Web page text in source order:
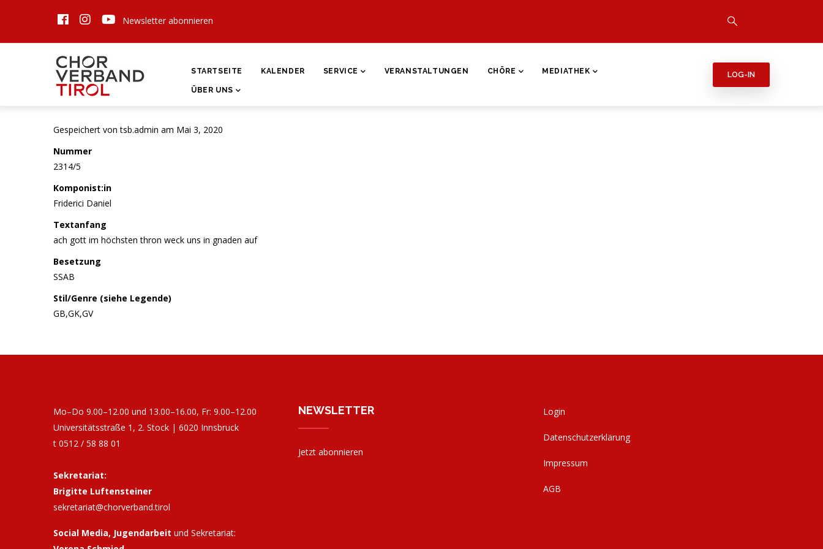
Newsletter abonnieren
HAUPTNAVIGATION
STARTSEITE KALENDER SERVICE VERANSTALTUNGEN CHÖRE MEDIATHEK
ÜBER UNS
LOG-IN
Gespeichert vontsb.admin am Mai 3, 2020
Nummer
2314/5
Komponist:in
Friderici Daniel
Textanfang
ach gott im höchsten thron weck uns in gnaden auf
Besetzung
SSAB
Stil/Genre (siehe Legende)
GB,GK,GV
Mo–Do 9.00–12.00 und 13.00–16.00, Fr: 9.00–12.00
Universitätsstraße 1, 2. Stock | 6020 Innsbruck
t 0512 / 58 88 01
Sekretariat:
Brigitte Luftensteiner
sekretariat@chorverband.tirol
Social Media, Jugendarbeit und Sekretariat:
NEWSLETTER
Jetzt abonnieren
Login
Datenschutzerklärung
Impressum
AGB